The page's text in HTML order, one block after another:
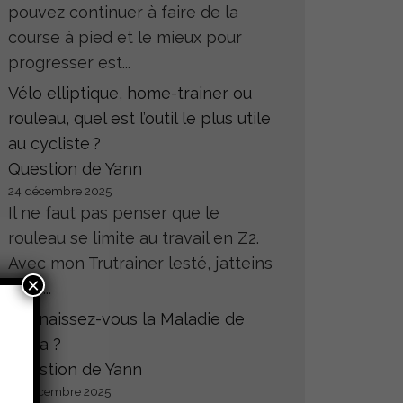
pouvez continuer à faire de la
course à pied et le mieux pour
progresser est...
Vélo elliptique, home-trainer ou
rouleau, quel est l’outil le plus utile
au cycliste ?
Question de Yann
24 décembre 2025
Il ne faut pas penser que le
rouleau se limite au travail en Z2.
Avec mon Trutrainer lesté, j’atteins
sans...
Connaissez-vous la Maladie de
Hoffa ?
Question de Yann
23 décembre 2025
×